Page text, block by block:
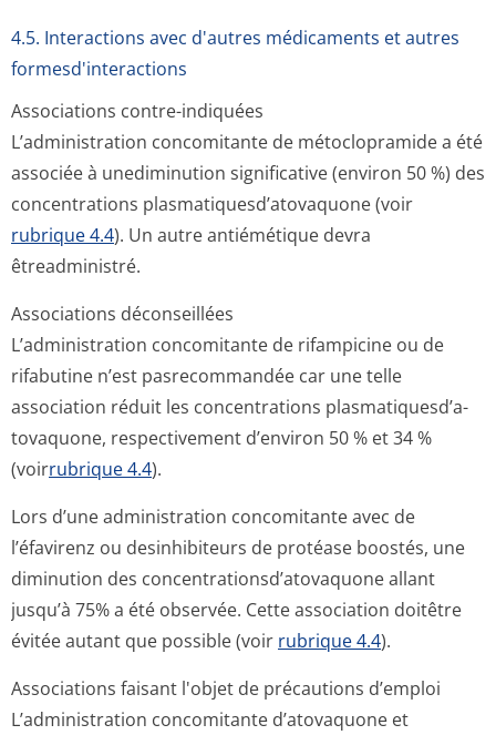
4.5. Interactions avec d'autres médicaments et autres
formesd'interactions
Associations contre-indiquées
L’administration concomitante de métoclopramide a été
associée à unediminution significative (environ 50 %) des
concentrations plasmatiquesd’a­tovaquone (voir
rubrique 4.4). Un autre antiémétique devra
êtreadministré.
Associations déconseillées
L’administration concomitante de rifampicine ou de
rifabutine n’est pasrecommandée car une telle
association réduit les concentrations plasmatiquesd’a­
tovaquone, respectivement d’environ 50 % et 34 %
(voirrubrique 4.4).
Lors d’une administration concomitante avec de
l’éfavirenz ou desinhibiteurs de protéase boostés, une
diminution des concentration­sd’atovaquone allant
jusqu’à 75% a été observée. Cette association doitêtre
évitée autant que possible (voir rubrique 4.4).
Associations faisant l'objet de précautions d’emploi
L’administration concomitante d’atovaquone et